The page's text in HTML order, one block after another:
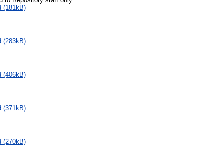
(181kB)
(283kB)
(406kB)
(371kB)
(270kB)